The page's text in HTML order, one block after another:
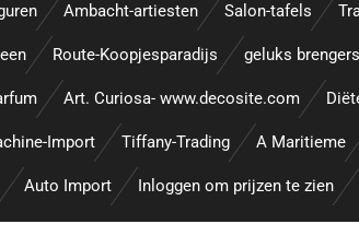
Ambacht-artiesten Salon-tafels
Route-Koopjesparadijs geluks brengers
Art. Curiosa- www.decosite.com
Import Tiffany-Trading A Maritieme
Auto Import Inloggen om prijzen te zien